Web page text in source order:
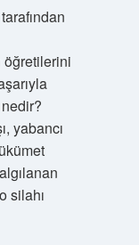
öğretilerini
nedir?
yabancı
silahı